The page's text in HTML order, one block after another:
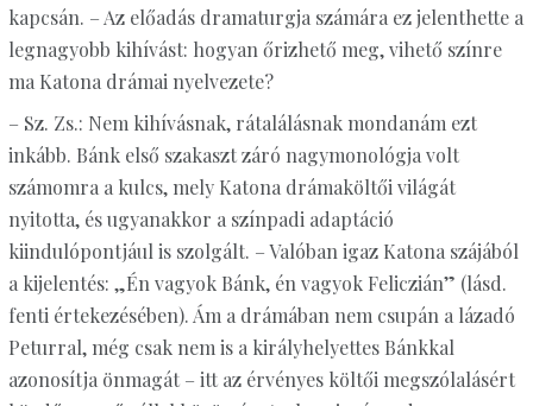
kapcsán. – Az előadás dramaturgja számára ez jelenthette a
legnagyobb kihívást: hogyan őrizhető meg, vihető színre
ma Katona drámai nyelvezete?
– Sz. Zs.: Nem kihívásnak, rátalálásnak mondanám ezt
inkább. Bánk első szakaszt záró nagymonológja volt
számomra a kulcs, mely Katona drámaköltői világát
nyitotta, és ugyanakkor a színpadi adaptáció
kiindulópontjául is szolgált. – Valóban igaz Katona szájából
a kijelentés: „Én vagyok Bánk, én vagyok Feliczián” (lásd.
fenti értekezésében). Ám a drámában nem csupán a lázadó
Peturral, még csak nem is a királyhelyettes Bánkkal
azonosítja önmagát – itt az érvényes költői megszólalásért